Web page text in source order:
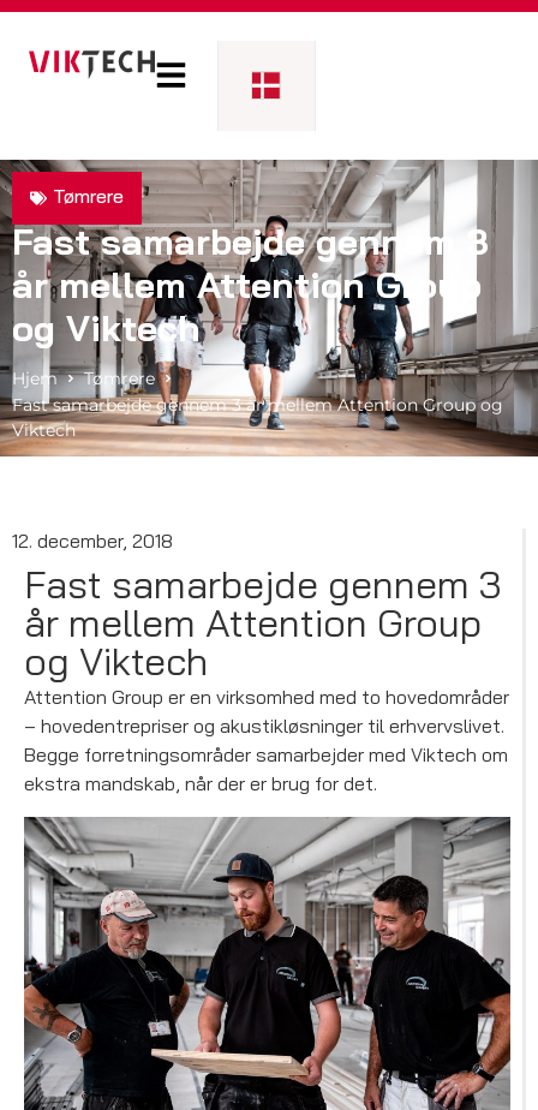
Tømrere
Fast samarbejde gennem 3
år mellem Attention Group
og Viktech
Hjem
Tømrere
Fast samarbejde gennem 3 år mellem Attention Group og
Viktech
12. december, 2018
Fast samarbejde gennem 3
år mellem Attention Group
og Viktech
Attention Group er en virksomhed med to hovedområder
– hovedentrepriser og akustikløsninger til erhvervslivet.
Begge forretningsområder samarbejder med Viktech om
ekstra mandskab, når der er brug for det.